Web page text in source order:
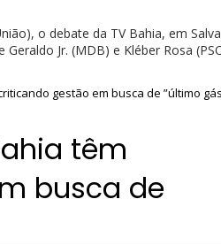
o debate da TV Bahia, em
Jr. (MDB) e Kléber Rosa
gestão em busca de ”último
têm
busca de